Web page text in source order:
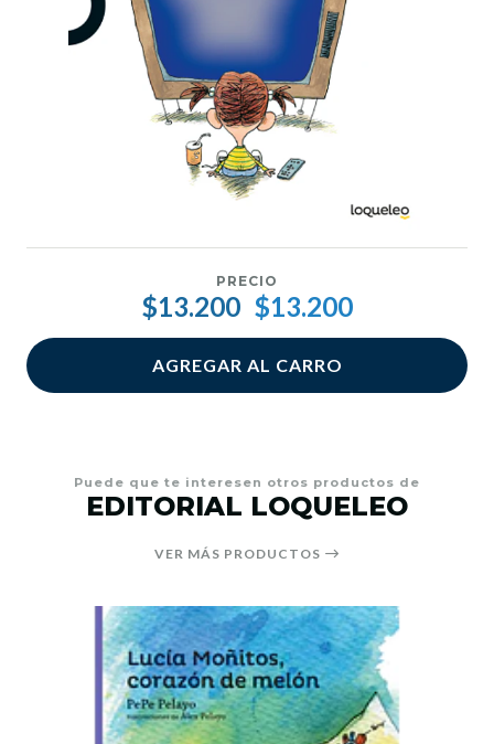
PRECIO
$13.200 $13.200
AGREGAR AL CARRO
Puede que te interesen otros productos de
EDITORIAL LOQUELEO
VER MÁS PRODUCTOS